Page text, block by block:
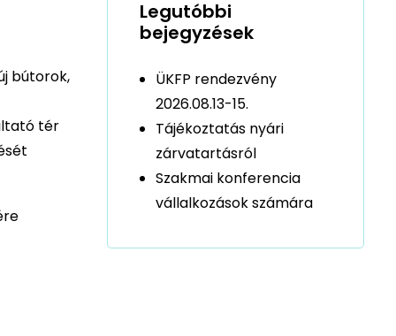
bútorok,
tér
Legutóbbi
bejegyzések
ÜKFP rendezvény
2026.08.13-15.
Tájékoztatás nyári
zárvatartásról
Szakmai konferencia
vállalkozások számára